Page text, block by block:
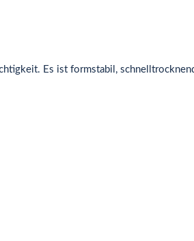
Es ist formstabil,